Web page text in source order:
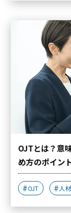
OJTとは？意
め方のポイン
OJT 人